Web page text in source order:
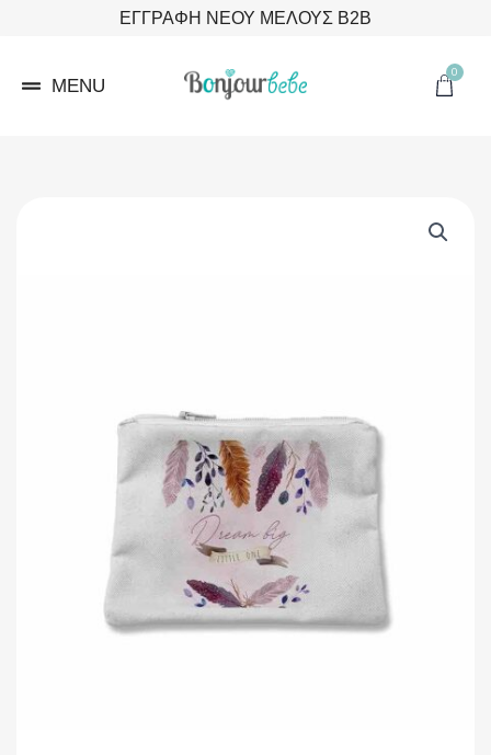
ΕΓΓΡΑΦΗ ΝΕΟΥ ΜΕΛΟΥΣ B2B
MENU
0
Cart